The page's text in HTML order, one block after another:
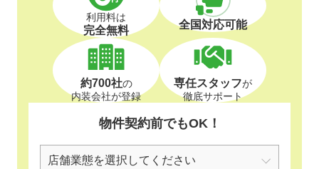
利用料は
完全無料 全国対応可能
約700社の
内装会社が登録
専任スタッフが
徹底サポート
物件契約前でもOK！